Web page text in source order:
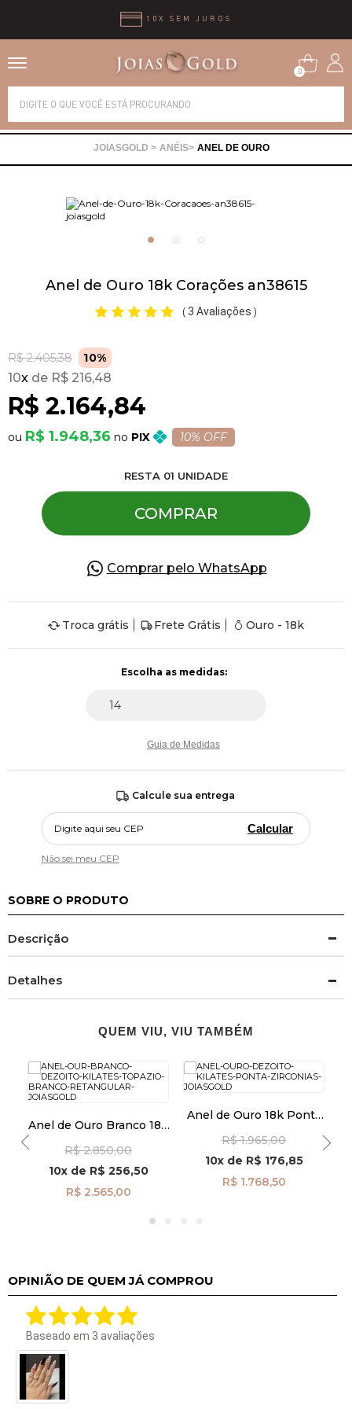
10X SEM JUROS
0
ANÉIS ANEL DE OURO
Anel de Ouro 18k Corações an38615
( 3 Avaliações )
R$ 2.405,38 10%
R$ 2.164,84
10x R$ 216,48
R$ 1.948,36 PIX 10% OFF
RESTA 01 UNIDADE
COMPRAR
Comprar pelo WhatsApp
Troca grátis Frete Grátis Ouro - 18k
Guia de Medidas
Calcule sua entrega
Calcular
Não sei meu CEP
SOBRE O PRODUTO
Descrição
Detalhes
QUEM VIU, VIU TAMBÉM
Anel de Ouro Branco 18k
Retangular an42017
R$ 2.850,00
10xde R$ 256,50
R$ 2.565,00
Anel de Ouro 18k Ponta
R$ 1.965,00
10xde R$ 176,85
R$ 1.768,50
OPINIÃO DE QUEM JÁ COMPROU
Baseado em 3 avaliações
Alianças
Brincos
Pingentes
Pulseiras
Piercing
Pedras Preciosas